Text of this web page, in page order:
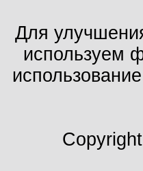
Для
используем